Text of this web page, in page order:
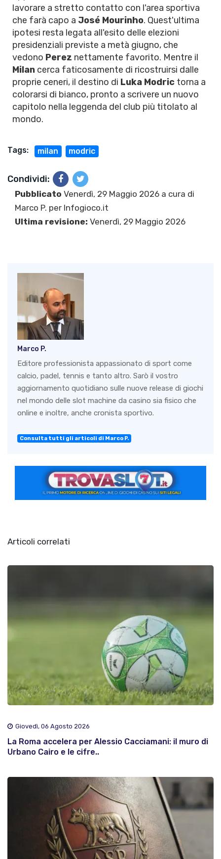
lavorare a stretto contatto con l'area sportiva
che farà capo a José Mourinho. Quest'ultima
ipotesi resta legata all'esito delle elezioni
presidenziali previste a metà giugno, che
vedono Perez nettamente favorito. Mentre il
Milan cerca faticosamente di ricostruirsi dalle
proprie ceneri, il destino di Luka Modric torna a
colorarsi di bianco, pronto a scrivere un nuovo
capitolo nella leggenda del club più titolato al
mondo.
Tags: milan modric
Condividi:
Pubblicato Venerdì, 29 Maggio 2026 a cura di
Marco P. per Infogioco.it
Ultima revisione: Venerdì, 29 Maggio 2026
Marco P.
Editore professionista appassionato di sport come
calcio, padel, tennis e tanto altro. Sarò il vostro
aggiornamento quotidiano sulle nuove release di giochi
nel mondo delle slot machine da casino sia fisico che
online e inoltre, anche cronista sportivo.
Consulta tutti gli articoli di Marco P.
Articoli correlati
Giovedì, 06 Agosto 2026
La Roma accelera per Alessio Cacciamani: il muro di
Urbano Cairo e le cifre..